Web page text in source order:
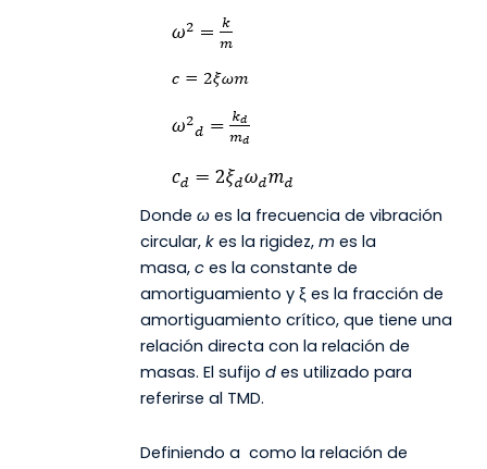
Donde ωes la frecuencia de vibración
circular, kes la rigidez, m es la
masa, ces la constante de
amortiguamiento y ξ es la fracción de
amortiguamiento crítico, que tiene una
relación directa con la relación de
masas. El sufijo des utilizado para
referirse al TMD.
Definiendo a como la relación de